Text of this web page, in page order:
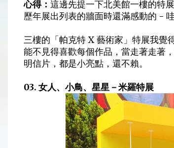
心得： 這邊先提一下北美館一樓的特
歷年展出列表的牆面時還滿感動的 -
三樓的「帕克特 X 藝術家」特展我覺
能不見得喜歡每個作品，當走著走著
明信片，都是小亮點，還不賴。
03. 女人、小鳥、星星－米羅特展